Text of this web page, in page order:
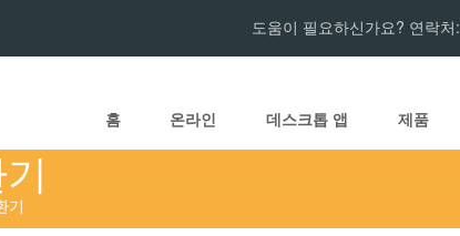
도움이 필요하신가요? 연락처:
홈 온라인 데스크톱 앱 제품
기